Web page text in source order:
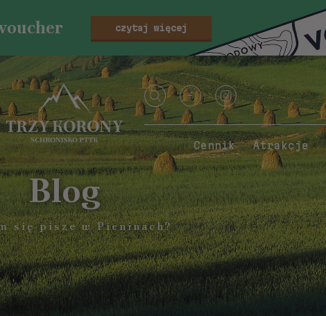
czytaj więcej
Cennik Atrakcje
Blog
się pisze w Pieninach?